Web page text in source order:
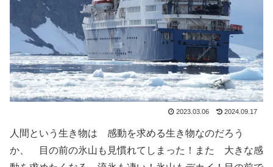
2023.03.06 2024.09.17
人間という生き物は 感動を求める生き物なのだろう
か、 目の前の氷山も見慣れてしまった！また 大きな感